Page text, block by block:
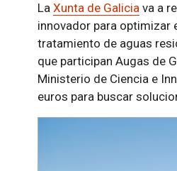
La Xunta de Galiciava a
innovador para optimizar
tratamiento de aguas
que participan Augas de
Ministerio de Ciencia e
euros para buscar